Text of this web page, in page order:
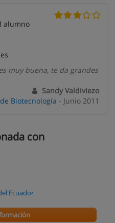
alumno
muy buena, te da grandes
Sandy Valdiviezo
Biotecnología - Junio 2011
con
Ecuador